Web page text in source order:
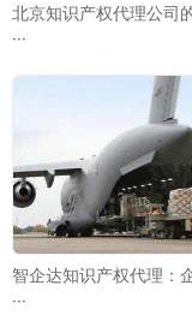
北京知识产权代理公司
···
智企达知识产权代理：
···